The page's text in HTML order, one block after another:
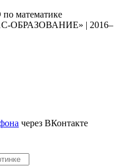
математике
ОБРАЗОВАНИЕ» | 2016–
через ВКонтакте